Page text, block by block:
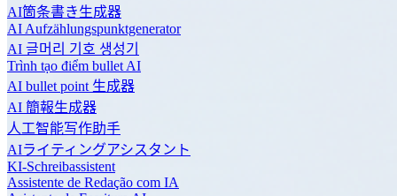
AI箇条書き生成器
AI Aufzählungspunktgenerator
AI 글머리 기호 생성기
Trình tạo điểm bullet AI
AI bullet point 生成器
AI 簡報生成器
人工智能写作助手
AIライティングアシスタント
KI-Schreibassistent
Assistente de Redação com IA